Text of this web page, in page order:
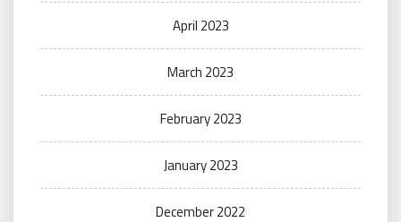
April 2023
March 2023
February 2023
January 2023
December 2022